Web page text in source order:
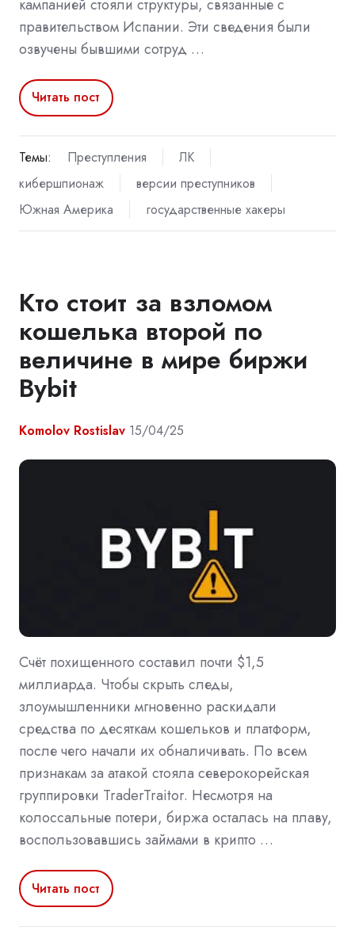
кампанией стояли структуры, связанные с
правительством Испании. Эти сведения были
озвучены бывшими сотруд …
Читать пост
Темы: Преступления
ЛК
кибершпионаж
версии преступников
Южная Америка
государственные хакеры
Кто стоит за взломом
кошелька второй по
величине в мире биржи
Bybit
Komolov Rostislav 15/04/25
Счёт похищенного составил почти $1,5
миллиарда. Чтобы скрыть следы,
злоумышленники мгновенно раскидали
средства по десяткам кошельков и платформ,
после чего начали их обналичивать. По всем
признакам за атакой стояла северокорейская
группировки TraderTraitor. Несмотря на
колоссальные потери, биржа осталась на плаву,
воспользовавшись займами в крипто …
Читать пост